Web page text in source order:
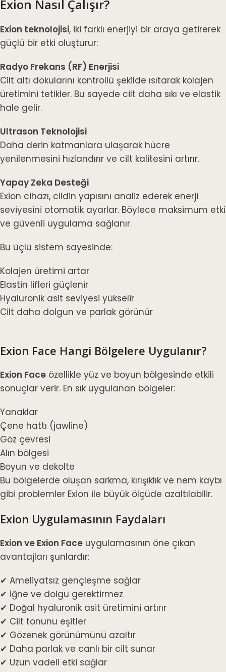
Exion Nasıl Çalışır?
Exion teknolojisi, iki farklı enerjiyi bir araya getirerek
güçlü bir etki oluşturur:
Radyo Frekans (RF) Enerjisi
Cilt altı dokularını kontrollü şekilde ısıtarak kolajen
üretimini tetikler. Bu sayede cilt daha sıkı ve elastik
hale gelir.
Ultrason Teknolojisi
Daha derin katmanlara ulaşarak hücre
yenilenmesini hızlandırır ve cilt kalitesini artırır.
Yapay Zeka Desteği
Exion cihazı, cildin yapısını analiz ederek enerji
seviyesini otomatik ayarlar. Böylece maksimum etki
ve güvenli uygulama sağlanır.
Bu üçlü sistem sayesinde:
Kolajen üretimi artar
Elastin lifleri güçlenir
Hyaluronik asit seviyesi yükselir
Cilt daha dolgun ve parlak görünür
Exion Face Hangi Bölgelere Uygulanır?
Exion Face özellikle yüz ve boyun bölgesinde etkili
sonuçlar verir. En sık uygulanan bölgeler:
Yanaklar
Çene hattı (jawline)
Göz çevresi
Alın bölgesi
Boyun ve dekolte
Bu bölgelerde oluşan sarkma, kırışıklık ve nem kaybı
gibi problemler Exion ile büyük ölçüde azaltılabilir.
Exion Uygulamasının Faydaları
Exion ve Exion Face uygulamasının öne çıkan
avantajları şunlardır:
✔ Ameliyatsız gençleşme sağlar
✔ İğne ve dolgu gerektirmez
✔ Doğal hyaluronik asit üretimini artırır
✔ Cilt tonunu eşitler
✔ Gözenek görünümünü azaltır
✔ Daha parlak ve canlı bir cilt sunar
✔ Uzun vadeli etki sağlar